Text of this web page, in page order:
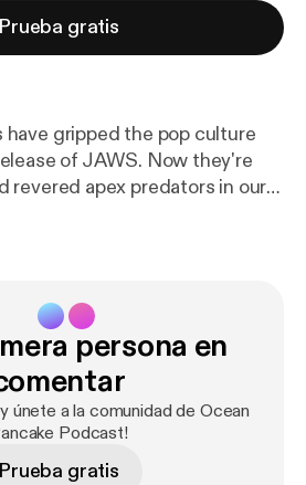
Prueba gratis
have gripped the pop culture
of JAWS. Now they're
revered apex predators in our
cycles, mortality, and
do we study Great White
crucial to our ocean
persona en
únete a la comunidad de Ocean
Podcast!
Prueba gratis